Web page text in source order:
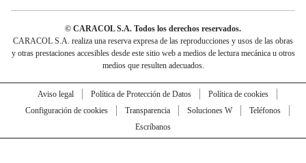
© CARACOL S.A. Todos los derechos reservados.
CARACOL S.A. realiza una reserva expresa de las reproducciones y usos de las obras
y otras prestaciones accesibles desde este sitio web a medios de lectura mecánica u otros
medios que resulten adecuados.
Aviso legal Política de Protección de Datos
Política de cookies
Configuración de cookies
Transparencia Soluciones W
Teléfonos
Escríbanos